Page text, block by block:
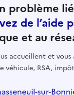
problème
de l’aide
et au
accueillent et
RSA,
sur-